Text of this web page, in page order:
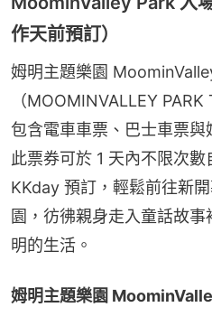
作天前預訂）
姆明主題樂園
（MOOMINVALLEY
包含電車車票、巴士車票與
此票券可於 1 天內不限次
KKday 預訂，輕鬆前往新
園，彷彿親身走入童話故
明的生活。
姆明主題樂園